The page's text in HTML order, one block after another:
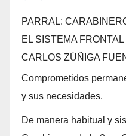
PARRAL:
EL SISTEMA
CARLOS ZÚÑIGA
Comprometidos
y sus necesidades.
De manera habitual y